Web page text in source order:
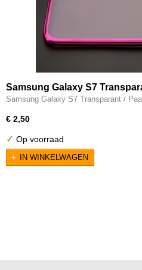
Samsung Galaxy S7
Samsung Galaxy S7 Transparant /
€ 2,50
✓ Op voorraad
IN WINKELWAGEN